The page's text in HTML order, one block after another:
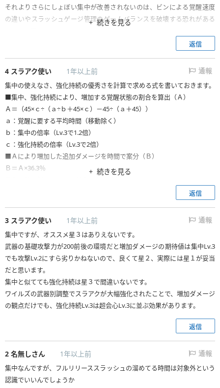
それよりさらにしょぼい集中が改善されないのは、ビンによる覚醒速度
の違いやスラッシュゲージ管理のゲームバランスを破壊する恐れがある
現在の強化持続は、15秒程度で覚醒できる場合でもそれなりの増ダメー
集中は強撃ビンでも付けない方が良いと思います。スキル枠が勿体ないで
続きを見る
返信
4 スラアク使い 1年以上前 通報
集中の使えなさ、強化持続の優秀さを計算で求める式を書いておきます。
■集中、強化持続により、増加する覚醒状態の割合を算出（Ａ）
Ａ＝（45×ｃ÷（ａ÷ｂ＋45×ｃ）－45÷（ａ＋45））
ａ：覚醒に要する平均時間（移動除く）
ｂ：集中の倍率（Lv.3で1.2倍）
ｃ：強化持続の倍率（Lv.3で2倍）
■Ａにより増加した追加ダメージを時間で案分（Ｂ）
Ｂ＝Ａ×36.3％
上記を計算すると、期待される増ダメージが、覚醒の追加ダメージを除い
集中Lv.3だけつけて計算すると1％前後になりますね。
100のダメージが101になるレベルなので基礎攻撃力＋３並みの増ダメー
ジです。
スラッシュゲージ増加量1.2倍の恩恵はさらに小さいです。
ちなみに覚醒に要する平均時間（ａ）は、集中Lv.3だと49秒、強化持続L
v.3だと64秒あたりが、覚醒状態の割合が最も高くなり、そこから増えて
も減っても低下します。
続きを見る
返信
3 スラアク使い 1年以上前 通報
集中ですが、オススメ星３はありえないです。
武器の基礎攻撃力が200前後の環境だと増加ダメージの期待値は集中Lv.3
でも攻撃Lv.2にすら劣りかねないので、良くて星２、実際には星１が妥当
だと思います。
集中と似てても強化持続は星３で間違いないです。
ワイルズの武器別調整でスラアクが大幅強化されたことで、増加ダメージ
の観点だけでも、強化持続Lv.3は超会心Lv.3に並ぶ効果があります。
返信
2 名無しさん 1年以上前 通報
集中なんですが、フルリリーススラッシュの溜めてる時間は対象外という
認識でいいんでしょうか